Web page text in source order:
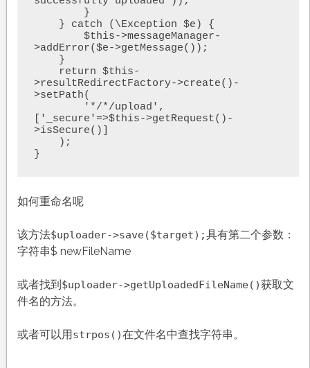
>addError($e->getMessage());
>resultRedirectFactory->create()-
>setPath(
['_secure'=>$this->getRequest()-
>isSecure()]
}
如何重命名呢
该方法$uploader->save($target);具有第二个参数：
字符串$ newFileName
或者找到 $uploader->getUploadedFileName()获取文
件名的方法。
或者可以用 strpos()在文件名中查找字符串。